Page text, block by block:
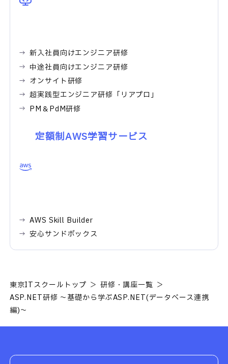
新入社員向けエンジニア研修
中途社員向けエンジニア研修
オンサイト研修
超実践型エンジニア研修「リアプロ」
PM＆PdM研修
定額制AWS学習サービス
AWS Skill Builder
安心サンドボックス
東京ITスクールトップ
研修・講座一覧
ASP.NET研修 ～基礎から学ぶASP.NET(データベース連携
編)～